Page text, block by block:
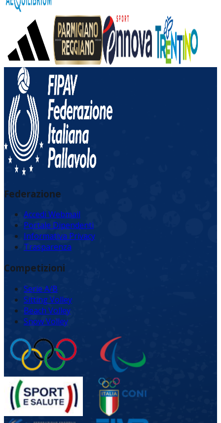
Federazione
Accedi Webmail
Portale Dipendenti
Informativa Privacy
Trasparenza
Competizioni
Serie A/B
Sitting Volley
Beach Volley
Snow Volley